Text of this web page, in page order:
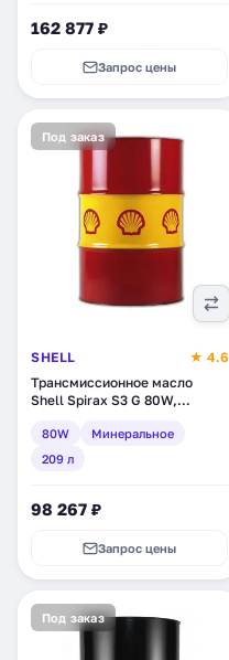
162 877 ₽
Запрос цены
Под заказ
SHELL
★ 4.6
Трансмиссионное масло
Shell Spirax S3 G 80W,
(550027937)
80W
Минеральное
209 л
98 267 ₽
Запрос цены
Под заказ